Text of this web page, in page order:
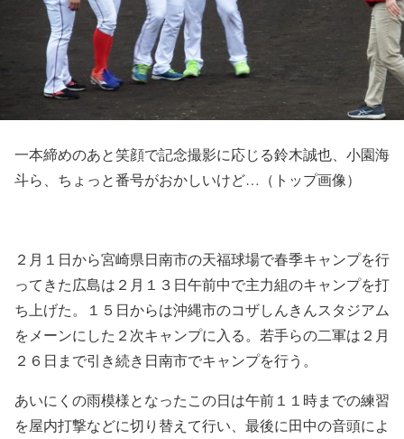
一本締めのあと笑顔で記念撮影に応じる鈴木誠也、小園海
斗ら、ちょっと番号がおかしいけど…（トップ画像）
２月１日から宮崎県日南市の天福球場で春季キャンプを行
ってきた広島は２月１３日午前中で主力組のキャンプを打
ち上げた。１５日からは沖縄市のコザしんきんスタジアム
をメーンにした２次キャンプに入る。若手らの二軍は２月
２６日まで引き続き日南市でキャンプを行う。
あいにくの雨模様となったこの日は午前１１時までの練習
を屋内打撃などに切り替えて行い、最後に田中の音頭によ